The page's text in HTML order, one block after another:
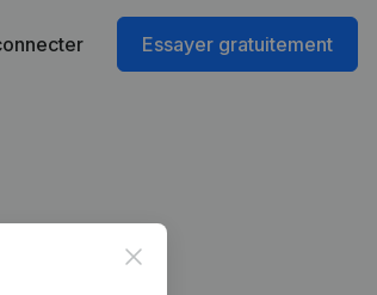
Essayer gratuitement
Close